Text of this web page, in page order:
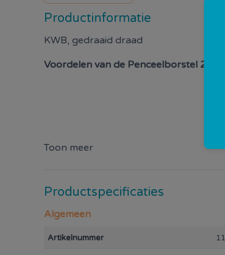
Productinformatie
KWB, gedraaid draad
Voordelen van de Penceelborstel 25 mm
Toon meer
Productspecificaties
Algemeen
Artikelnummer